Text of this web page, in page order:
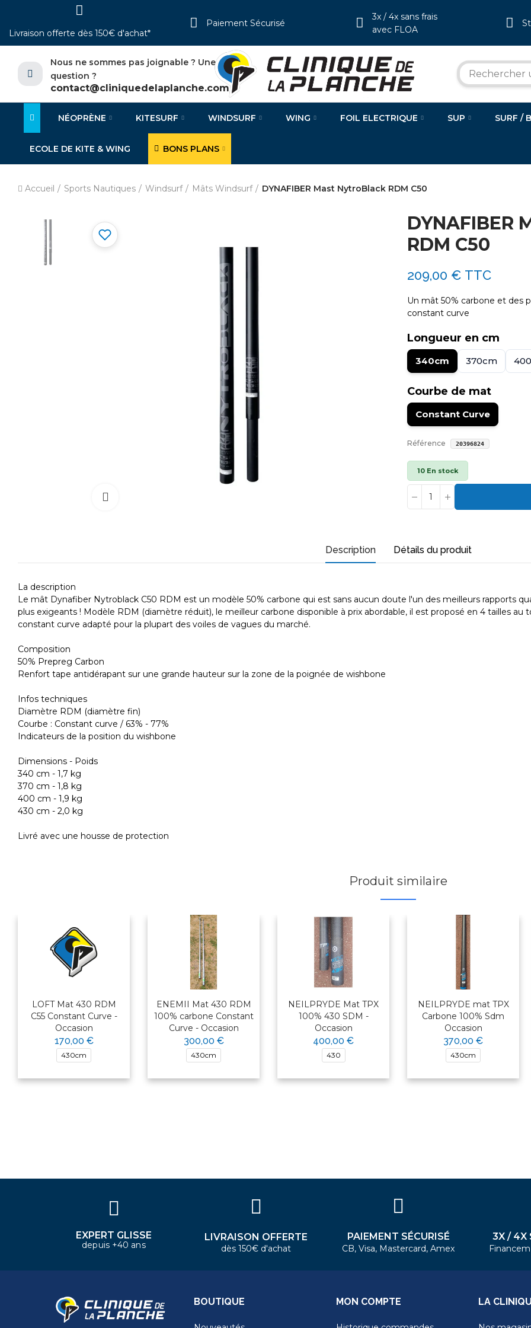
Livraison offerte dès 150€ d'achat*
Paiement Sécurisé
3x / 4x sans frais
avec FLOA
Nous ne sommes pas joignable ? Une
question ?
contact@cliniquedelaplanche.com
NÉOPRÈNE KITESURF WINDSURF WING FOIL ELECTRIQUE SUP SURF /
ECOLE DE KITE & WING BONS PLANS
Accueil Sports Nautiques Windsurf Mâts Windsurf DYNAFIBER Mast NytroBlack RDM C50
DYNAFIBER
RDM C50
209,00 € TTC
Un mât 50% carbone et des
constant curve
Longueur en cm
340cm 370cm
Courbe de mat
Constant Curve
Référence 20396824
10 En stock
Description Détails du produit
La description
Le mât Dynafiber Nytroblack C50 RDM est un modèle 50% carbone qui est sans aucun doute l'un des meilleurs rapports
plus exigeants ! Modèle RDM (diamètre réduit), le meilleur carbone disponible à prix abordable, il est proposé en 4 tailles
constant curve adapté pour la plupart des voiles de vagues du marché.
Composition
50% Prepreg Carbon
Renfort tape antidérapant sur une grande hauteur sur la zone de la poignée de wishbone
Infos techniques
Diamètre RDM (diamètre fin)
Courbe : Constant curve / 63% - 77%
Indicateurs de la position du wishbone
Dimensions - Poids
340 cm - 1,7 kg
370 cm - 1,8 kg
400 cm - 1,9 kg
430 cm - 2,0 kg
Livré avec une housse de protection
Produit similaire
LOFT Mat 430 RDM
C55 Constant Curve -
Occasion
170,00 €
430cm
ENEMII Mat 430 RDM
100% carbone Constant
Curve - Occasion
300,00 €
430cm
NEILPRYDE Mat TPX
100% 430 SDM -
Occasion
400,00 €
430
NEILPRYDE mat TPX
Carbone 100% Sdm
Occasion
370,00 €
430cm
EXPERT GLISSE
depuis +40 ans
LIVRAISON OFFERTE
dès 150€ d'achat
PAIEMENT SÉCURISÉ
CB, Visa, Mastercard, Amex
3X / 4X
BOUTIQUE MON COMPTE LA